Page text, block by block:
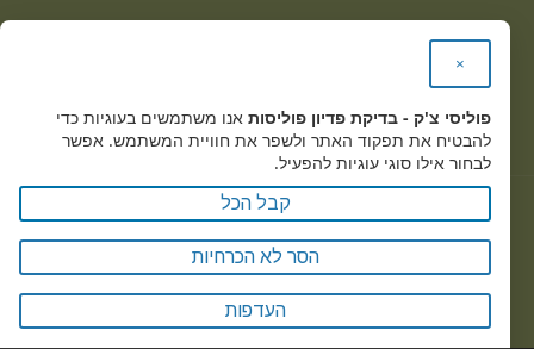
טלפון: 03-9221586
office@policycheck.co.il
כתובת:
3
Policy Check © 2017
מדיניות הפרטיות -
×
פוליסי צ'ק - בדיקת פדיון פוליסות אנו משתמשים בעוגיות כדי
להבטיח את תפקוד האתר ולשפר את חוויית המשתמש. אפשר
לבחור אילו סוגי עוגיות להפעיל.
קבל הכל
הסר לא הכרחיות
העדפות